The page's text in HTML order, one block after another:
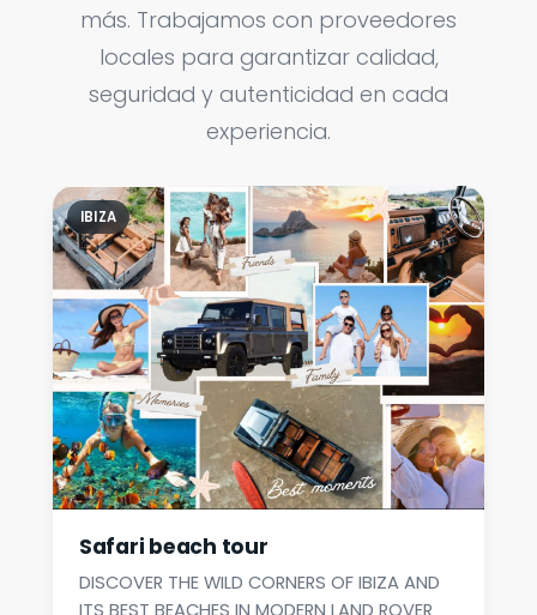
más. Trabajamos con proveedores
locales para garantizar calidad,
seguridad y autenticidad en cada
experiencia.
IBIZA
Safari beach tour
DISCOVER THE WILD CORNERS OF IBIZA AND
ITS BEST BEACHES IN MODERN LAND ROVER